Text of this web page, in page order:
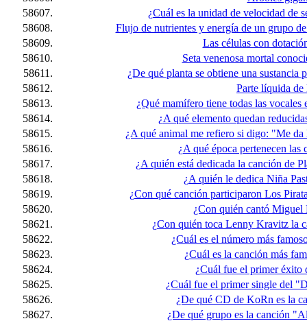
58607.
¿Cuál es la unidad de velocidad de
58608.
Flujo de nutrientes y energía de un grupo
58609.
Las células con
58610.
Seta venenosa mortal
58611.
¿De qué planta se obtiene una sustancia
58612.
Parte líquida de
58613.
¿Qué mamífero tiene todas las vocales
58614.
¿A qué elemento quedan
58615.
¿A qué animal me refiero si digo: "Me
58616.
¿A qué época pertenecen las
58617.
¿A quién está dedicada la canción de
58618.
¿A quién le dedica Niña
58619.
¿Con qué canción participaron Los
58620.
¿Con quién cantó Miguel
58621.
¿Con quién toca Lenny Kravitz la
58622.
¿Cuál es el número más
58623.
¿Cuál es la canción más
58624.
¿Cuál fue el primer éxito
58625.
¿Cuál fue el primer single del
58626.
¿De qué CD de KoRn es la
58627.
¿De qué grupo es la canción